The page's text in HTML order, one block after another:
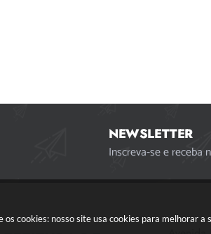
cookies: nosso site usa cookies para melhorar
NEWSLETTER
Inscreva-se e receba